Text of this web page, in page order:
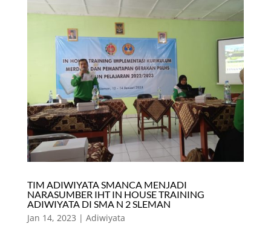
TIM ADIWIYATA SMANCA MENJADI
NARASUMBER IHT IN HOUSE TRAINING
ADIWIYATA DI SMA N 2 SLEMAN
Jan 14, 2023 | Adiwiyata